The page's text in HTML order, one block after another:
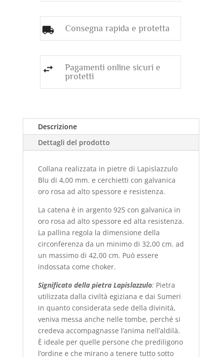
Consegna rapida e protetta
Pagamenti online sicuri e
protetti
Descrizione
Dettagli del prodotto
Collana realizzata in pietre di Lapislazzulo
Blu di 4,00 mm. e cerchietti con galvanica
oro rosa ad alto spessore e resistenza.
La catena è in argento 925 con galvanica in
oro rosa ad alto spessore ed alta resistenza.
La pallina regola la dimensione della
circonferenza da un minimo di 32,00 cm. ad
un massimo di 42,00 cm. Può essere
indossata come choker.
Significato della pietra Lapislazzulo: Pietra
utilizzata dalla civiltà egiziana e dai Sumeri
in quanto considerata sede della divinità,
veniva messa anche nelle tombe, perché si
credeva accompagnasse l’anima nell’aldilà.
È ideale per quelle persone che prediligono
l’ordine e che mirano a tenere tutto sotto